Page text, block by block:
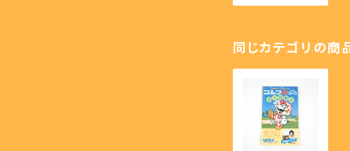
略法 完璧攻略シ
同じカテゴリの商